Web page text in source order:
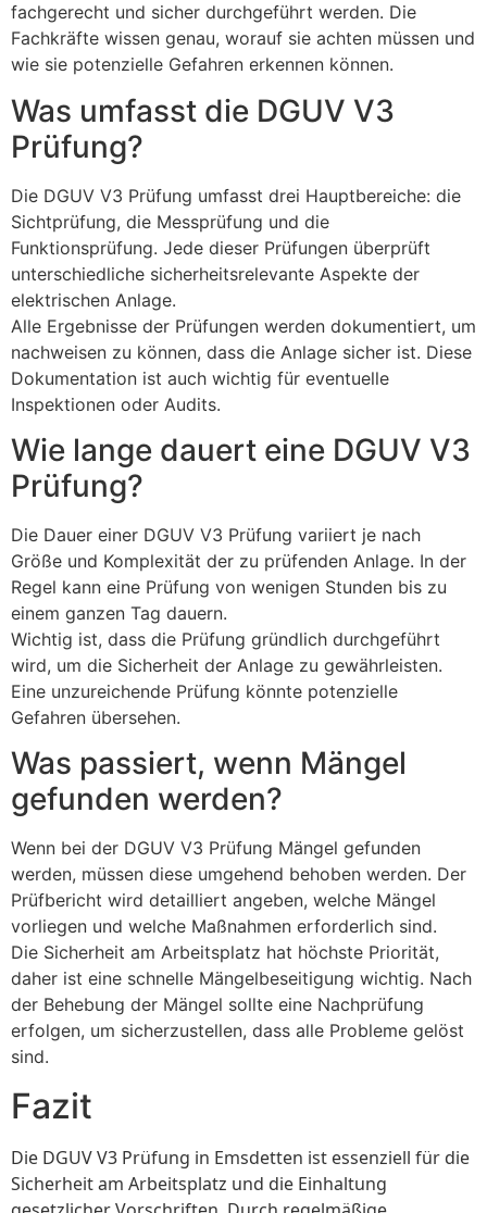
fachgerecht und sicher durchgeführt werden. Die
Fachkräfte wissen genau, worauf sie achten müssen und
wie sie potenzielle Gefahren erkennen können.
Was umfasst die DGUV V3
Prüfung?
Die DGUV V3 Prüfung umfasst drei Hauptbereiche: die
Sichtprüfung, die Messprüfung und die
Funktionsprüfung. Jede dieser Prüfungen überprüft
unterschiedliche sicherheitsrelevante Aspekte der
elektrischen Anlage.
Alle Ergebnisse der Prüfungen werden dokumentiert, um
nachweisen zu können, dass die Anlage sicher ist. Diese
Dokumentation ist auch wichtig für eventuelle
Inspektionen oder Audits.
Wie lange dauert eine DGUV V3
Prüfung?
Die Dauer einer DGUV V3 Prüfung variiert je nach
Größe und Komplexität der zu prüfenden Anlage. In der
Regel kann eine Prüfung von wenigen Stunden bis zu
einem ganzen Tag dauern.
Wichtig ist, dass die Prüfung gründlich durchgeführt
wird, um die Sicherheit der Anlage zu gewährleisten.
Eine unzureichende Prüfung könnte potenzielle
Gefahren übersehen.
Was passiert, wenn Mängel
gefunden werden?
Wenn bei der DGUV V3 Prüfung Mängel gefunden
werden, müssen diese umgehend behoben werden. Der
Prüfbericht wird detailliert angeben, welche Mängel
vorliegen und welche Maßnahmen erforderlich sind.
Die Sicherheit am Arbeitsplatz hat höchste Priorität,
daher ist eine schnelle Mängelbeseitigung wichtig. Nach
der Behebung der Mängel sollte eine Nachprüfung
erfolgen, um sicherzustellen, dass alle Probleme gelöst
sind.
Fazit
Die DGUV V3 Prüfung in Emsdetten ist essenziell für die
Sicherheit am Arbeitsplatz und die Einhaltung